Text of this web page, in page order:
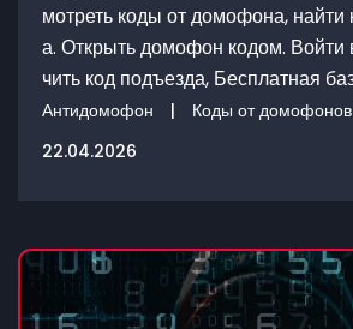
мотреть коды от домофона,
а. Открыть домофон кодом. Войти
чить код подъезда, Бесплатная
Антидомофон | Коды от домофонов
22.04.2026